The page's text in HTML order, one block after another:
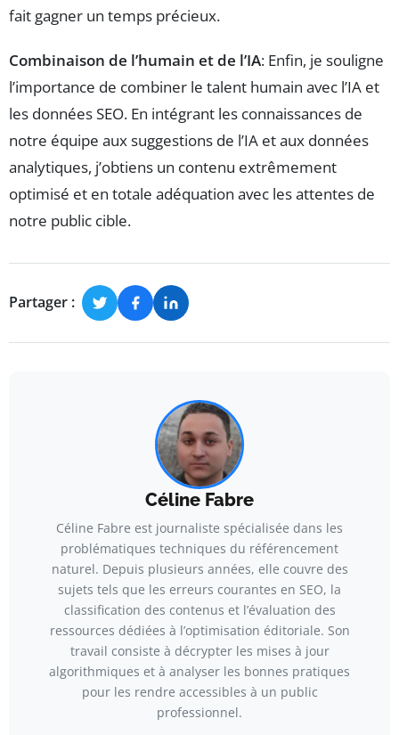
fait gagner un temps précieux.
Combinaison de l’humain et de l’IA: Enfin, je souligne
l’importance de combiner le talent humain avec l’IA et
les données SEO. En intégrant les connaissances de
notre équipe aux suggestions de l’IA et aux données
analytiques, j’obtiens un contenu extrêmement
optimisé et en totale adéquation avec les attentes de
notre public cible.
Partager :
Céline Fabre
Céline Fabre est journaliste spécialisée dans les
problématiques techniques du référencement
naturel. Depuis plusieurs années, elle couvre des
sujets tels que les erreurs courantes en SEO, la
classification des contenus et l’évaluation des
ressources dédiées à l’optimisation éditoriale. Son
travail consiste à décrypter les mises à jour
algorithmiques et à analyser les bonnes pratiques
pour les rendre accessibles à un public
professionnel.